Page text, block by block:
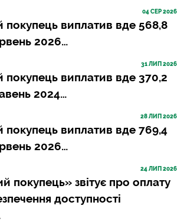
04 СЕР 2026
покупець виплатив вде 568,8
2026…
31 ЛИП 2026
покупець виплатив вде 370,2
2024…
28 ЛИП 2026
покупець виплатив вде 769,4
2026…
24 ЛИП 2026
покупець» звітує про оплату
доступності